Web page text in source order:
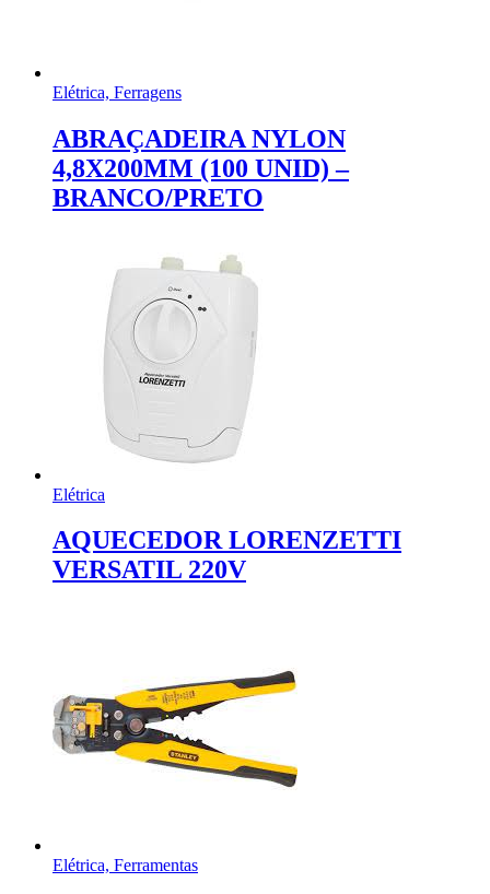
Elétrica, Ferragens
ABRAÇADEIRA NYLON
4,8X200MM (100 UNID) –
BRANCO/PRETO
Elétrica
AQUECEDOR LORENZETTI
VERSATIL 220V
Elétrica, Ferramentas